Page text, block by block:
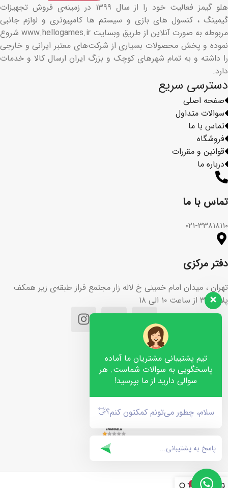
تماس با ما​
۰۲۱-۳۳۸۱۸۱۱۰
دفتر مرکزی
تهران ، میدان امام خمینی خ لاله زار مجتمع فراز طبقه‌ی زیر همکف
پلاک ۳۶ از ساعت ۱۰ الی ۱۸
فروشگاه
قوانین و مقررات
درباره ما
دسترسی سریع
صفحه اصلی
سوالات متداول
تماس با ما
هلو گیمز فعالیت خود را از سال ۱۳۹۹ در زمینه‌ی فروش تجهیزات
گیمینگ ، کنسول های بازی و سیستم ها کامپیوتری و لوازم جانبی
مربوطه به صورت آنلاین از طریق وبسایت www.hellogames.ir شروع
نموده و پخش محصولات بسیاری از شرکت‌های معتبر ایرانی و خارجی
را داشته و به تمام شهرهای کوچک و بزرگ ایران ارسال کالا و خدمات
دارد.
تیم پشتیبانی مشتریان ما آماده
پاسخگویی به سوالات شماست. هر
سوالی دارید از ما بپرسید!
سلام، چطور می‌تونم کمکتون کنم؟👋
۰